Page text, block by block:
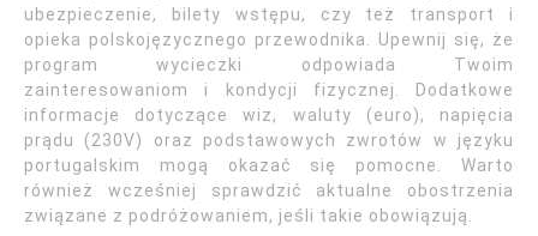
ubezpieczenie, bilety wstępu, czy też transport i
opieka polskojęzycznego przewodnika. Upewnij się, że
program wycieczki odpowiada Twoim
zainteresowaniom i kondycji fizycznej. Dodatkowe
informacje dotyczące wiz, waluty (euro), napięcia
prądu (230V) oraz podstawowych zwrotów w języku
portugalskim mogą okazać się pomocne. Warto
również wcześniej sprawdzić aktualne obostrzenia
związane z podróżowaniem, jeśli takie obowiązują.